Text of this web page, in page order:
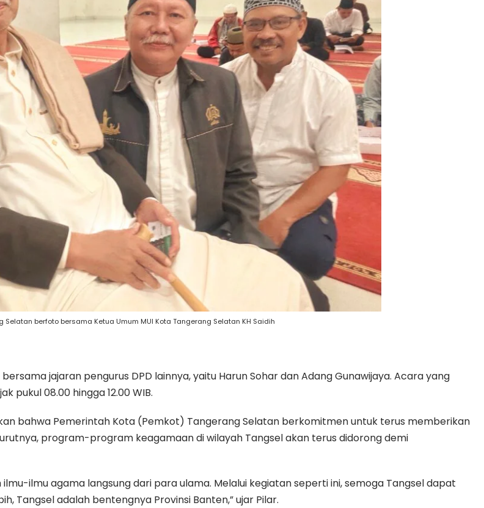
Selatan berfoto bersama Ketua Umum MUI Kota Tangerang Selatan KH Saidih
jajaran pengurus DPD lainnya, yaitu Harun Sohar dan Adang Gunawijaya. Acara yang
pukul 08.00 hingga 12.00 WIB.
bahwa Pemerintah Kota (Pemkot) Tangerang Selatan berkomitmen untuk terus memberikan
program-program keagamaan di wilayah Tangsel akan terus didorong demi
ilmu agama langsung dari para ulama. Melalui kegiatan seperti ini, semoga Tangsel dapat
Tangsel adalah bentengnya Provinsi Banten,” ujar Pilar.